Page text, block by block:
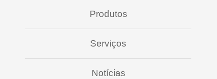
Produtos
Serviços
Notícias